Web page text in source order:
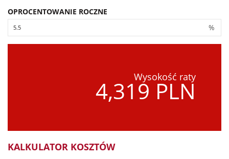
OPROCENTOWANIE ROCZNE
%
Wysokość raty
4,319 PLN
KALKULATOR KOSZTÓW